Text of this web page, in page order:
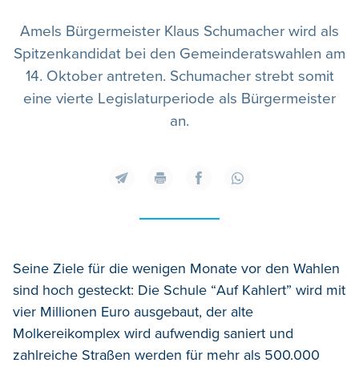
Amels Bürgermeister Klaus Schumacher wird als
Spitzenkandidat bei den Gemeinderatswahlen am
14. Oktober antreten. Schumacher strebt somit
eine vierte Legislaturperiode als Bürgermeister
an.
Seine Ziele für die wenigen Monate vor den Wahlen
sind hoch gesteckt: Die Schule “Auf Kahlert” wird mit
vier Millionen Euro ausgebaut, der alte
Molkereikomplex wird aufwendig saniert und
zahlreiche Straßen werden für mehr als 500.000